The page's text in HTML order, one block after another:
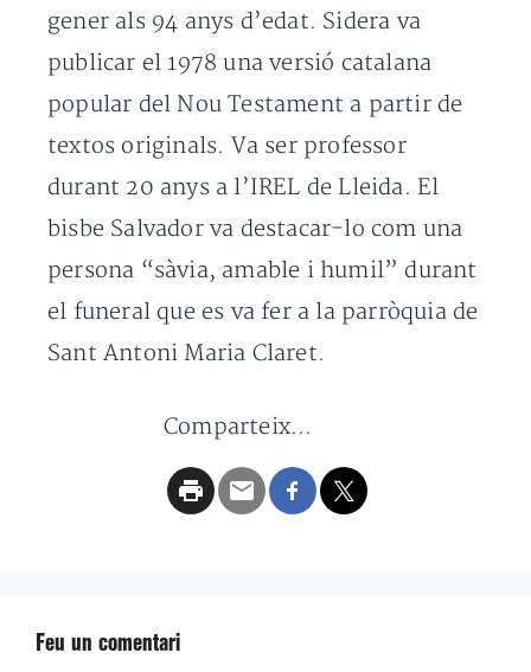
gener als 94 anys d’edat. Sidera va
publicar el 1978 una versió catalana
popular del Nou Testament a partir de
textos originals. Va ser professor
durant 20 anys a l’IREL de Lleida. El
bisbe Salvador va destacar-lo com una
persona “sàvia, amable i humil” durant
el funeral que es va fer a la parròquia de
Sant Antoni Maria Claret.
Comparteix...
Feu un comentari